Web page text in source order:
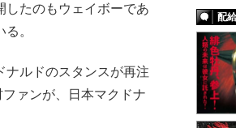
したのもウェイボーであ
。
ルドのスタンスが再注
ァンが、日本マクドナ
配